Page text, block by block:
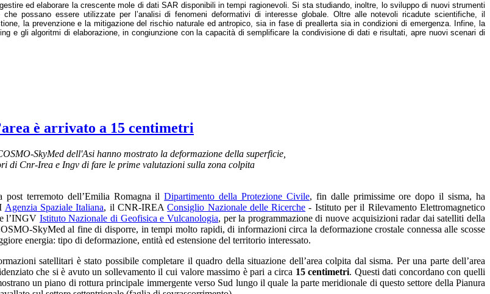
ed elaborare la crescente mole di dati SAR disponibili in tempi ragionevoli. Si sta studiando, inoltre, lo sviluppo di nuovi strumenti
possano essere utilizzate per l’analisi di fenomeni deformativi di interesse globale. Oltre alle notevoli ricadute scientifiche, il
la prevenzione e la mitigazione del rischio naturale ed antropico, sia in fase di preallerta sia in condizioni di emergenza. Infine, la
e gli algoritmi di elaborazione, in congiunzione con la capacità di semplificare la condivisione di dati e risultati, apre nuovi scenari di
è arrivato a 15 centimetri
SkyMed dell'Asi hanno mostrato la deformazione della superficie,
di Cnr-Irea e Ingv di fare le prime valutazioni sulla zona colpita
post terremoto dell’Emilia Romagna ilDipartimento della Protezione Civile, fin dalle primissime ore dopo il sisma, ha
Agenzia Spaziale Italiana, il CNR-IREAConsiglio Nazionale delle Ricerche - Istituto per il Rilevamento Elettromagnetico
l’INGV Istituto Nazionale di Geofisica e Vulcanologia, per la programmazione di nuove acquisizioni radar dai satelliti della
SkyMed al fine di disporre, in tempi molto rapidi, di informazioni circa la deformazione crostale connessa alle scosse
energia: tipo di deformazione, entità ed estensione del territorio interessato.
satellitari è stato possibile completare il quadro della situazione dell’area colpita dal sisma. Per una parte dell’area
che si è avuto un sollevamento il cui valore massimo è pari a circa 15 centimetri. Questi dati concordano con quelli
un piano di rottura principale immergente verso Sud lungo il quale la parte meridionale di questo settore della Pianura